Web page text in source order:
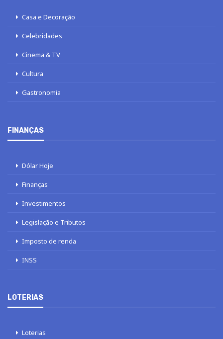
Casa e Decoração
Celebridades
Cinema & TV
Cultura
Gastronomia
FINANÇAS
Dólar Hoje
Finanças
Investimentos
Legislação e Tributos
Imposto de renda
INSS
LOTERIAS
Loterias